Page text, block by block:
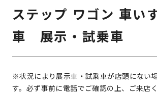
ステップ ワゴン 車い
車 展示・試乗車
※状況により展示車・試乗車が店頭にない
す。必ず事前に電話でご確認の上、ご来店く